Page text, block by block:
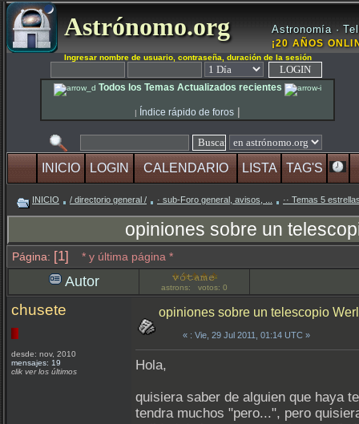
Astrónomo.org Astronomía ·
¡20 AÑOS
Ingresar nombre de usuario, contraseña, duración de la sesión
Todos los Temas Actualizados recientes
| Índice rápido de foros |
INICIO LOGIN CALENDARIO LISTA TAG'S
INICIO / directorio general / · sub-Foro general, avisos, ... ·· Temas 5
opiniones sobre un
Página: [1] * y última página *
Autor astrons: votos: 0
chusete
desde: nov, 2010
mensajes: 19
clik ver los últimos
opiniones sobre un telescopio
« : Vie, 29 Jul 2011, 01:14 UTC »
Hola,
quisiera saber de alguien que haya
tendra muchos "pero...", pero